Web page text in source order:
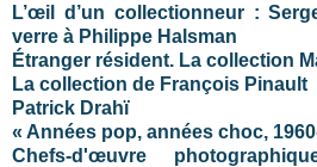
L’œil d’un collectionneur :
verre à Philippe Halsman
Étranger résident. La collection
La collection de François Pinault
Patrick Drahï
« Années pop, années choc,
Chefs-d'œuvre